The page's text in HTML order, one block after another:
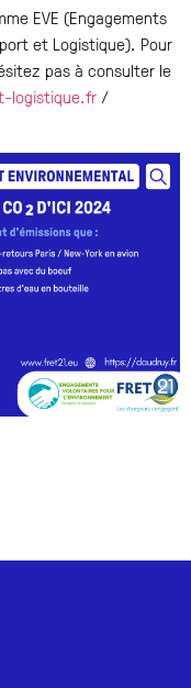
EVE (Engagements
et Logistique). Pour
pas à consulter le
logistique.fr /